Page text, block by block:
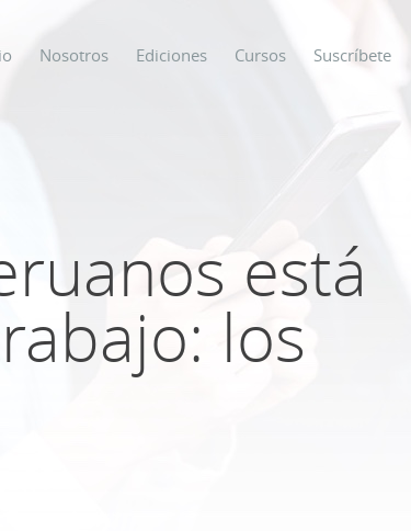
Nosotros Ediciones Cursos Suscríbete
está
los